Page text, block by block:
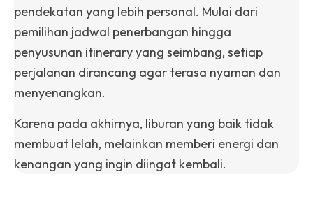
pendekatan yang lebih personal. Mulai dari
pemilihan jadwal penerbangan hingga
penyusunan itinerary yang seimbang, setiap
perjalanan dirancang agar terasa nyaman dan
menyenangkan.
Karena pada akhirnya, liburan yang baik tidak
membuat lelah, melainkan memberi energi dan
kenangan yang ingin diingat kembali.